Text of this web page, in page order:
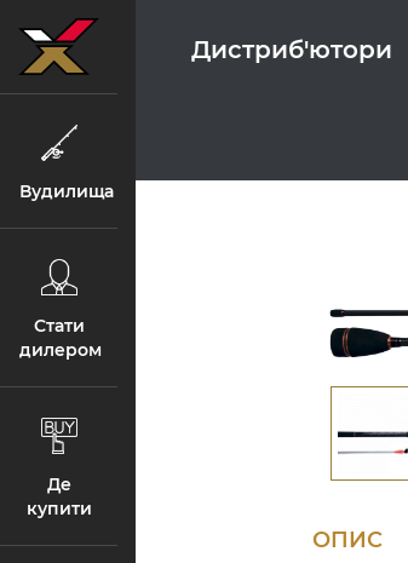
Вудилища
Стати
дилером
Де
купити
Дистриб'ютори
ОПИС